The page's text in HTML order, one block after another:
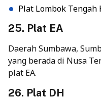
Plat Lombok Tengah
25. Plat EA
Daerah Sumbawa,
yang berada di Nusa
plat EA.
26. Plat DH